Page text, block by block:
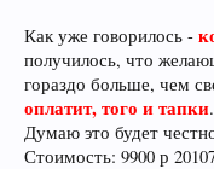
Как уже говорилось -
получилось, что
гораздо больше, чем
оплатит, того и тапки.
Думаю это будет
Стоимость: 9900 р